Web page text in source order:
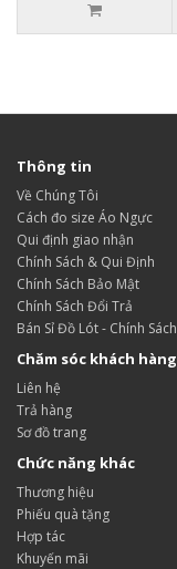
Thông tin
Về Chúng Tôi
Cách đo size Áo Ngực
Qui định giao nhận
Chính Sách & Qui Định
Chính Sách Bảo Mật
Chính Sách Đổi Trả
Bán Sỉ Đồ Lót - Chính Sách
Chăm sóc khách hàng
Liên hệ
Trả hàng
Sơ đồ trang
Chức năng khác
Thương hiệu
Phiếu quà tặng
Hợp tác
Khuyến mãi